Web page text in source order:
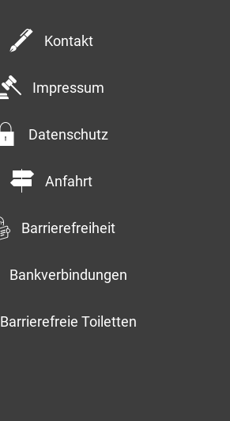
Kontakt
Impressum
Datenschutz
Anfahrt
Barrierefreiheit
Bankverbindungen
Barrierefreie Toiletten